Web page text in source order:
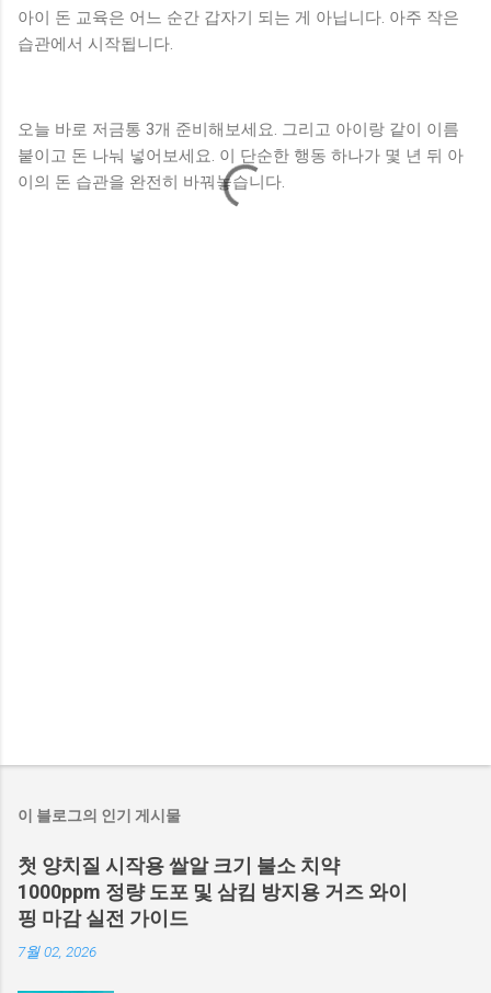
아이 돈 교육은 어느 순간 갑자기 되는 게 아닙니다. 아주 작은
습관에서 시작됩니다.
오늘 바로 저금통 3개 준비해보세요. 그리고 아이랑 같이 이름
붙이고 돈 나눠 넣어보세요. 이 단순한 행동 하나가 몇 년 뒤 아
이의 돈 습관을 완전히 바꿔놓습니다.
이 블로그의 인기 게시물
첫 양치질 시작용 쌀알 크기 불소 치약
1000ppm 정량 도포 및 삼킴 방지용 거즈 와이
핑 마감 실전 가이드
7월 02, 2026